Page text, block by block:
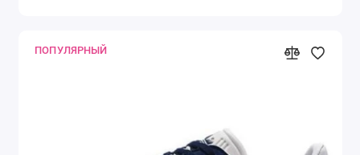
ПОПУЛЯРНЫЙ